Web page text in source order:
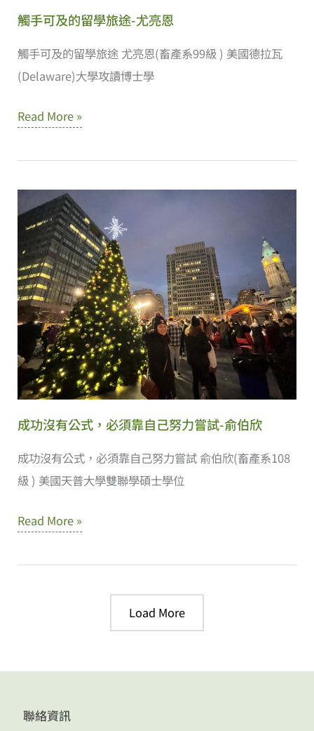
流
節
宣
傳
3+1
雙
學
觸手可及的留學旅途-尤亮恩
觸手可及的留學旅途 尤亮恩(畜產系99級 ) 美國德拉瓦
(Delaware)大學攻讀博士學
觸
可
留
學
旅
途-
尤
恩
Read More »
成功沒有公式，必須靠自己努力嘗試-俞伯欣
成功沒有公式，必須靠自己努力嘗試 俞伯欣(畜產系108
級 ) 美國天普大學雙聯學碩士學位
成
沒
須
自
Read More »
Load More
聯絡資訊